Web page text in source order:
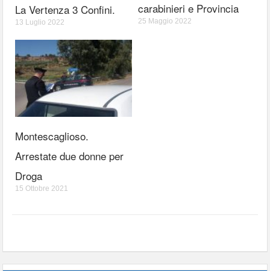
La Vertenza 3 Confini.
13 Luglio 2022
carabinieri e Provincia
25 Maggio 2022
Montescaglioso.
Arrestate due donne per
Droga
15 Ottobre 2021